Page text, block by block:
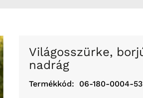
Világosszürke, borjúhosszúságú
nadrág
Termékkód: 06-180-0004-53